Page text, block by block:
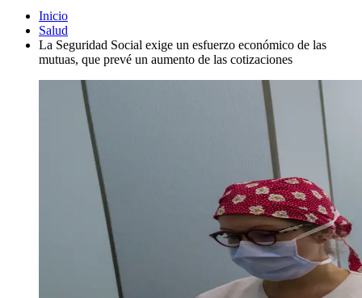
Inicio
Salud
La Seguridad Social exige un esfuerzo económico de las
mutuas, que prevé un aumento de las cotizaciones